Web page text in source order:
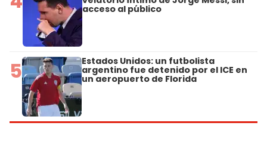
acceso al público
5 Estados Unidos: un futbolista
argentino fue detenido por el ICE en
un aeropuerto de Florida